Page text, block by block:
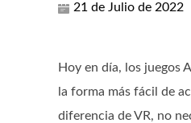
21 de Julio de 2022
Hoy en día, los juegos
la forma más fácil de
diferencia de VR, no